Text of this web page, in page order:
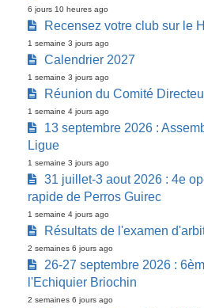
6 jours 10 heures ago
Recensez votre club sur le
1 semaine 3 jours ago
Calendrier 2027
1 semaine 3 jours ago
Réunion du Comité
1 semaine 4 jours ago
13 septembre 2026 :
Ligue
1 semaine 3 jours ago
31 juillet-3 aout 2026 : 4e
rapide de Perros Guirec
1 semaine 4 jours ago
Résultats de l'examen
2 semaines 6 jours ago
26-27 septembre 2026 :
l'Echiquier Briochin
2 semaines 6 jours ago